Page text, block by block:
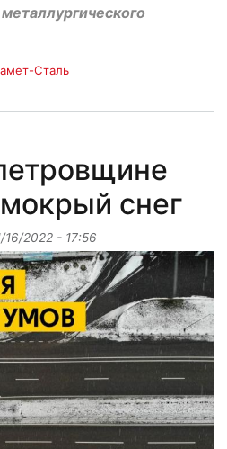
Сталь
снег
16/2022 - 17:56